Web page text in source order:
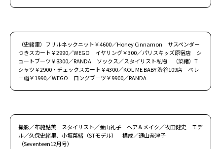
（史緒里）フリルネックニット￥4600／Honey Cinnamon サスペンダー
つきスカート￥2990／WEGO イヤリング￥300／パリスキッズ原宿店 シ
ョートブーツ￥8300／RANDA ソックス／スタイリスト私物 （菜緒）T
シャツ￥2900・チェックスカート￥4300／KOL ME BABY 渋谷109店 ベレ
ー帽￥1990／WEGO ロングブーツ￥9900／RANDA
撮影／布施鮎美 スタイリスト／金山礼子 ヘア＆メイク／牧田健史 モデ
ル／久保史緒里、小坂菜緒（STモデル） 構成／通山奈津子
（Seventeen12月号）